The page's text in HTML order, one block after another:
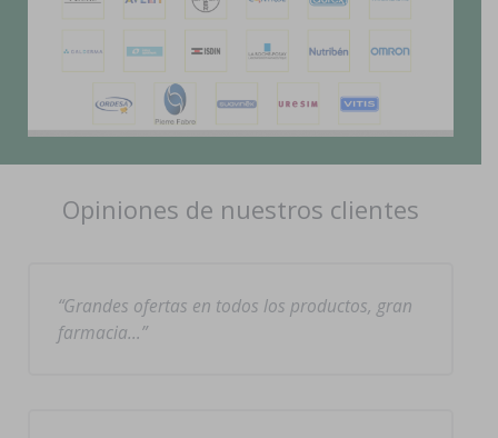
Opiniones de nuestros clientes
Grandes ofertas en todos los productos, gran
farmacia…